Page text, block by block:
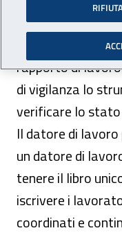
Il libro unico del
documentare lo
rapporto di
di vigilanza lo
verificare lo stato
Il datore di
un datore di
tenere il libro
iscrivere i
coordinati e